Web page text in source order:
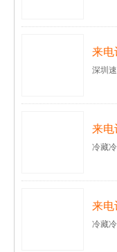
来电
深圳
来电
冷藏
来电
冷藏